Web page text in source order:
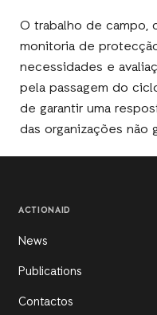
O trabalho de campo,
monitoria de
necessidades e
pela passagem do
de garantir uma
das organizações não
ACTIONAID
News
Publications
Contactos